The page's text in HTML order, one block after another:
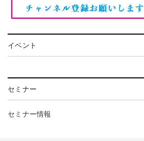
イベント
セミナー
セミナー情報